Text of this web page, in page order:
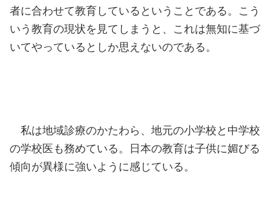
者に合わせて教育しているということである。こう
いう教育の現状を見てしまうと、これは無知に基づ
いてやっているとしか思えないのである。
私は地域診療のかたわら、地元の小学校と中学校
の学校医も務めている。日本の教育は子供に媚びる
傾向が異様に強いように感じている。